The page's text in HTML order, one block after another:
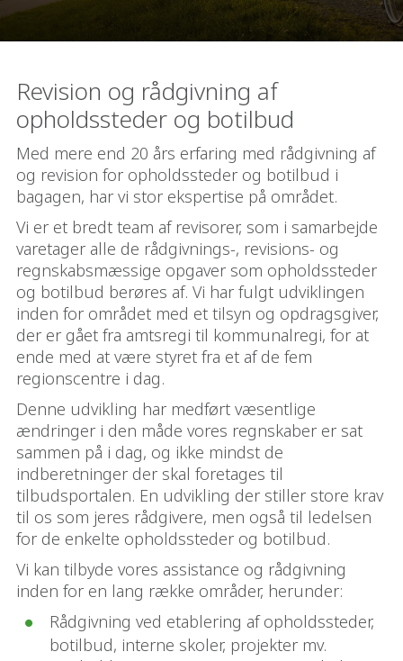
Revision og rådgivning af
opholdssteder og botilbud
Med mere end 20 års erfaring med rådgivning af
og revision for opholdssteder og botilbud i
bagagen, har vi stor ekspertise på området.
Vi er et bredt team af revisorer, som i samarbejde
varetager alle de rådgivnings-, revisions- og
regnskabsmæssige opgaver som opholdssteder
og botilbud berøres af. Vi har fulgt udviklingen
inden for området med et tilsyn og opdragsgiver,
der er gået fra amtsregi til kommunalregi, for at
ende med at være styret fra et af de fem
regionscentre i dag.
Denne udvikling har medført væsentlige
ændringer i den måde vores regnskaber er sat
sammen på i dag, og ikke mindst de
indberetninger der skal foretages til
tilbudsportalen. En udvikling der stiller store krav
til os som jeres rådgivere, men også til ledelsen
for de enkelte opholdssteder og botilbud.
Vi kan tilbyde vores assistance og rådgivning
inden for en lang række områder, herunder:
Rådgivning ved etablering af opholdssteder,
botilbud, interne skoler, projekter mv.